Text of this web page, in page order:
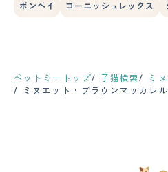
ボンベイ コーニッシュレックス
ペットミートップ 子猫検索
ミ
ミヌエット・ブラウンマッカレ